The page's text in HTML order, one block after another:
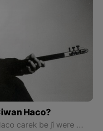
Haco?
Em li bendê bûn ku Ciwan Haco carek be jî were Kurdistanê û konseran bide wek ku di televîzyonên kurdî de derdiket. Di sala 2003yan de hat gotin ku ew ê were Festîvala Êlihê. De ka kî dikare êdî razê û bisebire.